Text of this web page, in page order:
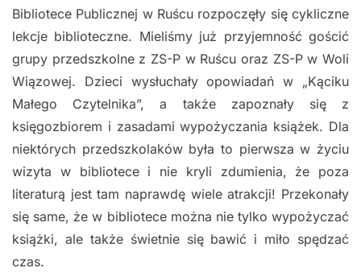
Bibliotece Publicznej w Ruścu rozpoczęły się cykliczne
lekcje biblioteczne. Mieliśmy już przyjemność gościć
grupy przedszkolne z ZS-P w Ruścu oraz ZS-P w Woli
Wiązowej. Dzieci wysłuchały opowiadań w „Kąciku
Małego Czytelnika”, a także zapoznały się z
księgozbiorem i zasadami wypożyczania książek. Dla
niektórych przedszkolaków była to pierwsza w życiu
wizyta w bibliotece i nie kryli zdumienia, że poza
literaturą jest tam naprawdę wiele atrakcji! Przekonały
się same, że w bibliotece można nie tylko wypożyczać
książki, ale także świetnie się bawić i miło spędzać
czas.